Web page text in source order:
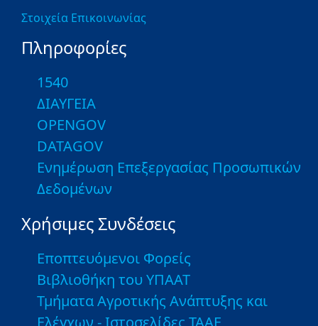
Στοιχεία Επικοινωνίας
Πληροφορίες
1540
ΔΙΑΥΓΕΙΑ
OPENGOV
DATAGOV
Ενημέρωση Επεξεργασίας Προσωπικών
Δεδομένων
Χρήσιμες Συνδέσεις
Εποπτευόμενοι Φορείς
Βιβλιοθήκη του ΥΠΑΑΤ
Τμήματα Αγροτικής Ανάπτυξης και
Ελέγχων - Ιστοσελίδες ΤΑΑΕ